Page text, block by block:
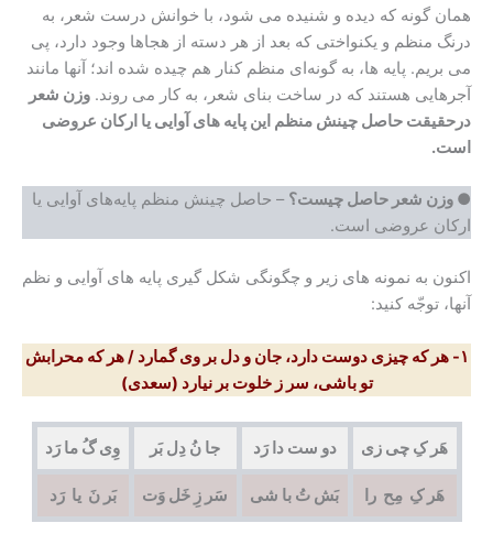
همان گونه که دیده و شنیده می شود، با خوانش درست شعر، به
درنگ منظم و یکنواختی که بعد از هر دسته از هجاها وجود دارد، پی
می بریم. پایه ها، به گونه‌ای منظم کنار هم چیده شده اند؛ آنها مانند
آجرهایی هستند که در ساخت بنای شعر، به کار می روند. وزن شعر
درحقیقت حاصل چینش منظم این پایه های آوایی یا ارکان عروضی
است.
● وزن شعر حاصل چیست؟ – حاصل چینش منظم پایه‌های آوایی یا
ارکان عروضی است.
اکنون به نمونه های زیر و چگونگی شکل گیری پایه های آوایی و نظم
آنها، توجّه کنید:
۱- هر که چیزی دوست دارد، جان و دل بر وی گمارد / هر که محرابش
تو باشی، سر ز خلوت بر نیارد (سعدی)
هَر کِ چی زی دو ست دا رَد جا نُ دِل بَر وِی گُ ما رَد
هَر کِ مِح را بَش تُ با شی سَر زِ خَل وَت بَر نَ یا رَد